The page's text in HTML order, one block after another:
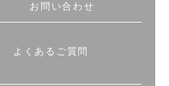
お問い合わせ
よくあるご質問